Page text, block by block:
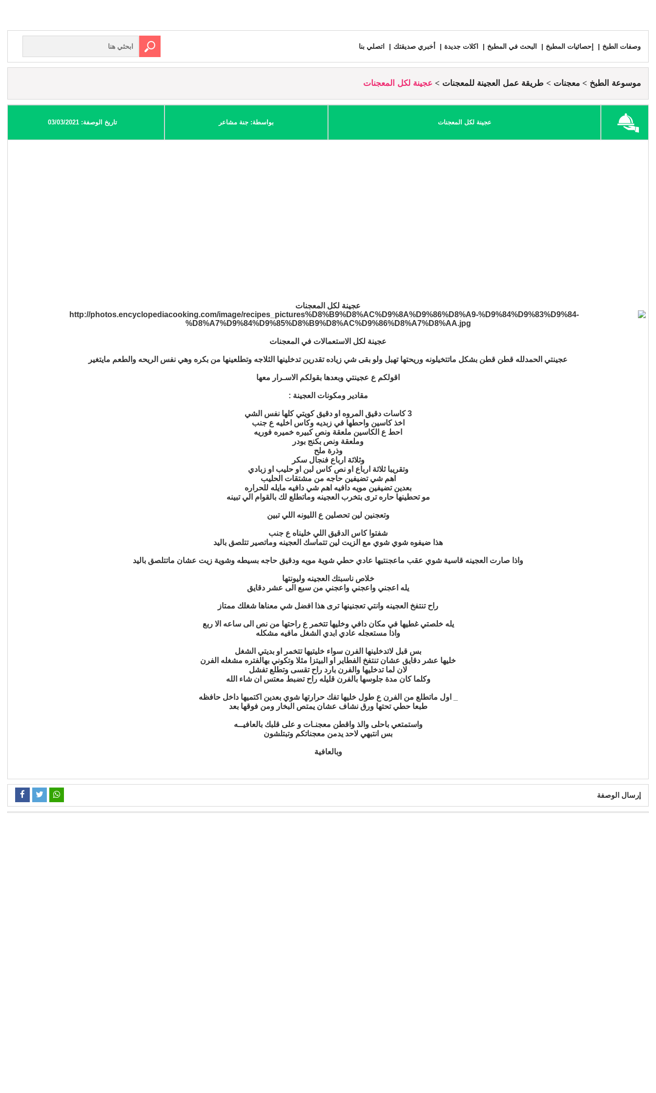
وصفات الطبخ إحصائيات المطبخ البحث في المطبخ اكلات جديدة أخبري صديقتك اتصلي بنا
موسوعة الطبخ معجنات طريقة عمل العجينة للمعجنات عجينة لكل المعجنات
عجينة لكل المعجنات بواسطة: جنة مشاعر تاريخ الوصفة: 03/03/2021
عجينة لكل المعجنات
عجينة لكل الاستعمالات في المعجنات
عجينتي الحمدلله قطن قطن بشكل ماتتخيلونه وريحتها تهبل ولو بقى شي زياده تقدرين تدخلينها الثلاجه وتطلعينها من بكره وهي نفس الريحه والطعم مايتغير
اقولكم ع عجينتي وبعدها بقولكم الاسـرار معها
مقادير ومكونات العجينة :
3 كاسات دقيق المروه او دقيق كويتي كلها نفس الشي
اخذ كاسين واحطها في زبديه وكاس اخليه ع جنب
احط ع الكاسين ملعقة ونص كبيره خميره فوريه
وملعقة ونص بكنج بودر
وذرة ملح
وثلاثة ارباع فنجال سكر
وتقريبا ثلاثة ارباع او نص كاس لبن او حليب او زبادي
اهم شي تضيفين حاجه من مشتقات الحليب
بعدين تضيفين مويه دافيه اهم شي دافيه مايله للحراره
مو تحطينها حاره ترى بتخرب العجينه وماتطلع لك بالقوام الي تبينه
وتعجنين لين تحصلين ع الليونه اللي تبين
شفتوا كاس الدقيق اللي خليناه ع جنب
هذا ضيفوه شوي شوي مع الزيت لين تتماسك العجينه وماتصير تتلصق باليد
واذا صارت العجينه قاسية شوي عقب ماعجنتيها عادي حطي شوية مويه ودقيق حاجه بسيطه وشوية زيت عشان ماتتلصق باليد
خلاص ناسبتك العجينه وليونتها
يله اعجني واعجني واعجني من سبع الى عشر دقايق
راح تنتفخ العجينه وانتي تعجنينها ترى هذا افضل شي معناها شغلك ممتاز
يله خلصتي غطيها في مكان دافي وخليها تتخمر ع راحتها من نص الى ساعه الا ربع
واذا مستعجله عادي ابدي الشغل مافيه مشكله
بس قبل لاتدخلينها الفرن سواء خليتيها تتخمر او بديتي الشغل
خليها عشر دقايق عشان تنتفخ الفطاير او البيتزا مثلا وتكوني بهالفتره مشغله الفرن
لان لما تدخليها والفرن بارد راح تقسى وتطلع تفشل
وكلما كان مدة جلوسها بالفرن قليله راح تضبط معتس ان شاء الله
_ اول ماتطلع من الفرن ع طول خليها تفك حرارتها شوي بعدين اكتميها داخل حافظه
طبعا حطي تحتها ورق نشاف عشان يمتص البخار ومن فوقها بعد
واستمتعي باحلى والذ واقطن معجنـات و على قلبك بالعافيــه
بس انتبهي لاحد يدمن معجناتكم وتبتلشون
وبالعافية
إرسال الوصفة